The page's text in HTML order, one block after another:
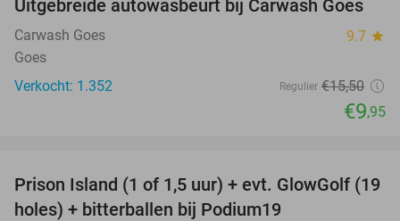
36%
Uitgebreide autowasbeurt bij Carwash Goes
Carwash Goes 9.7 star
Goes
Verkocht: 1.352
Regulier €15,50
€9,95
36%
Prison Island (1 of 1,5 uur) + evt. GlowGolf (19
holes) + bitterballen bij Podium19